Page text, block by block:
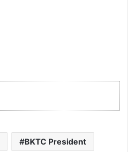
BKTC President